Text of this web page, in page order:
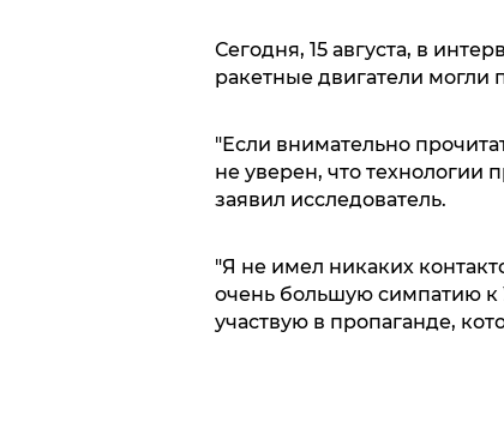
Сегодня, 15 августа, в
ракетные двигатели могли
"Если внимательно
не уверен, что технологии
заявил исследователь.
"Я не имел никаких
очень большую симпатию к
участвую в пропаганде,